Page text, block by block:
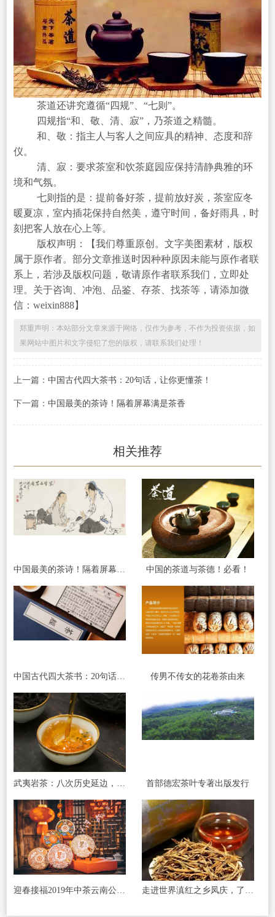
茶道还讲究遵循“四规”、“七则”。
四规指“和、敬、清、寂”，乃茶道之精髓。
和、敬：指主人与客人之间应具的精神、态度和辞
仪。
清、寂：要求茶室和饮茶庭园应保持清静典雅的环
境和气氛。
七则指的是：提前备好茶，提前放好炭，茶室应冬
暖夏凉，室内插花保持自然美，遵守时间，备好雨具，时
刻把客人放在心上等。
版权声明：【我们尊重原创。文字美图素材，版权
属于原作者。部分文章推送时因种种原因未能与原作者联
系上，若涉及版权问题，敬请原作者联系我们，立即处
理。关于咨询、冲泡、品鉴、存茶、找茶等，请添加微
信：weixin888】
郑重声明：本站部分文章来源于网络，仅作为参考，不作为投资依据，如
果网站中图片和文字侵犯了您的版权，请联系我们处理！
上一篇： 中国古代四大茶书：20句话，让你更懂茶！
下一篇： 中国最美的茶诗！隔着屏幕满是茶香
相关推荐
中国最美的茶诗！隔着屏幕满是茶香 中国的茶道与茶德！必看！
中国古代四大茶书：20句话，让你更懂茶！ 传男不传女的花卷茶由来
武夷岩茶：八次历史延边，一世岩骨花香 首部德宏茶叶专著出版发行
迎春接福2019年中茶云南公司匠心打造五款经典贺 走进世界滇红之乡凤庆，了解滇红的前生今世